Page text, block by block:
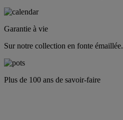
Garantie à vie
Sur notre collection en fonte émaillée.
Plus de 100 ans de savoir-faire